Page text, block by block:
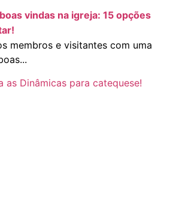
vindas na igreja: 15 opções
membros e visitantes com uma